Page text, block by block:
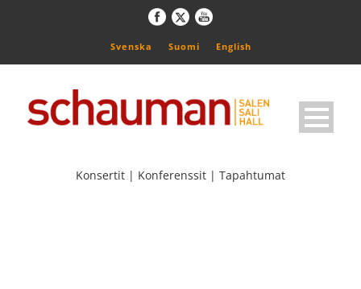
Svenska Suomi English
Konsertit | Konferenssit | Tapahtumat